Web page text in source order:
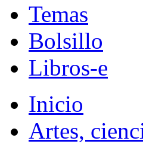
Temas
Bolsillo
Libros-e
Inicio
Artes,